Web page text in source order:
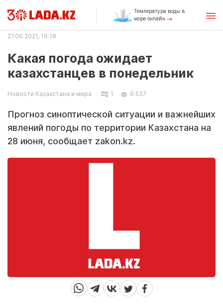
Температура воды в
море онлайн
27.06.2021, 16:18
Какая погода ожидает
казахстанцев в понедельник
Новости Казахстана и мира 1 6 537
Прогноз синоптической ситуации и важнейших
явлений погоды по территории Казахстана на
28 июня, сообщает zakon.kz.